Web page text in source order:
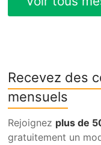
Recevez des
mensuels
Rejoignez plus de
gratuitement un